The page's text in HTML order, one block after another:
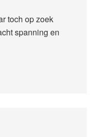
toch op zoek
spanning en